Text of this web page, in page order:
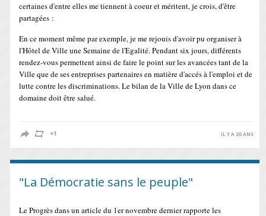
certaines d'entre elles me tiennent à coeur et méritent, je crois, d'être
partagées :
En ce moment même par exemple, je me rejouis d'avoir pu organiser à
l'Hôtel de Ville une Semaine de l'Egalité. Pendant six jours, différents
rendez-vous permettent ainsi de faire le point sur les avancées tant de la
Ville que de ses entreprises partenaires en matière d'accés à l'emploi et de
lutte contre les discriminations. Le bilan de la Ville de Lyon dans ce
domaine doit être salué.
IL Y A 20 ANS
"La Démocratie sans le peuple"
Le Progrès dans un article du 1er novembre dernier rapporte les